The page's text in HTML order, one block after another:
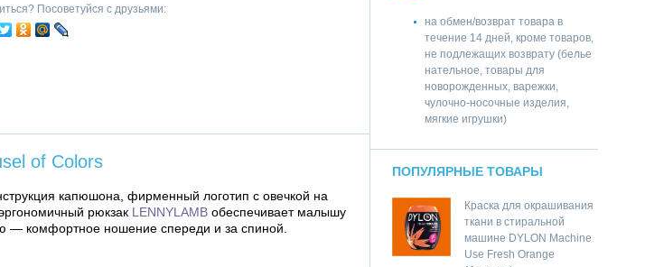
Посоветуйся с друзьями:
of Colors
капюшона, фирменный логотип с овечкой на
рюкзак LENNYLAMB обеспечивает малышу
— комфортное ношение спереди и за спиной.
на обмен/возврат товара в
течение 14 дней, кроме товаров,
не подлежащих возврату (белье
нательное, товары для
новорожденных, варежки,
чулочно-носочные изделия,
мягкие игрушки)
ПОПУЛЯРНЫЕ ТОВАРЫ
Краска для окрашивания
ткани в стиральной
машине DYLON Machine
Use Fresh Orange